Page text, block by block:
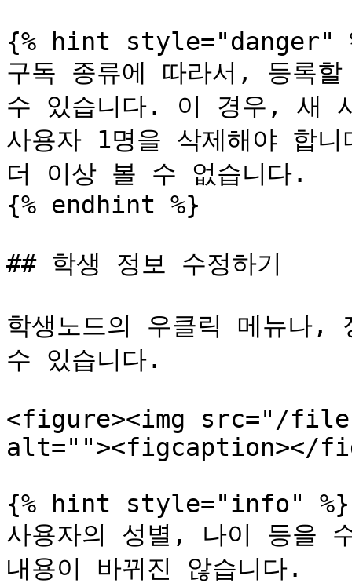
{% hint style="danger"
구독 종류에 따라서, 등록
수 있습니다. 이 경우, 새
사용자 1명을 삭제해야 합
더 이상 볼 수 없습니다.
{% endhint %}
## 학생 정보 수정하기
학생노드의 우클릭 메뉴나,
수 있습니다.
<figure><img src="/files/
alt=""><figcaption></
{% hint style="info" %}
사용자의 성별, 나이 등을
내용이 바뀌진 않습니다.